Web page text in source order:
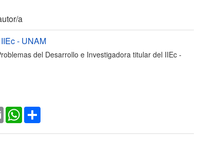
a
IIEc - UNAM
del Desarrollo e Investigadora titular del IIEc -
Email WhatsApp